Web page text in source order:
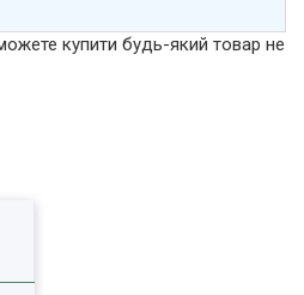
купити будь-який товар не